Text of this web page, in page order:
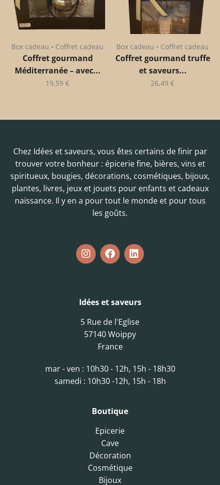
Box cadeau • Coffret cadeau
Coffret gourmand
Méditerranée – avec...
19,59 €
Box cadeau • Coffret cadeau
Coffret gourmand truffe
et saveurs...
26,49 €
Chez Idées et saveurs, vous êtes certains de finir par
trouver votre bonheur : épicerie fine, bières, vins et
spiritueux, bougies, décorations, cosmétiques, bijoux,
plantes, livres, jeux et jouets pour enfants et cadeaux
naissance. Il y en a pour tout le monde et pour tous
les goûts.
Idées et saveurs
5 Rue de l'Eglise
57140 Woippy
France
mar - ven : 10h30 - 12h, 15h - 18h30
samedi : 10h30 -12h, 15h - 18h
Boutique
Epicerie
Cave
Décoration
Cosmétique
Bijoux